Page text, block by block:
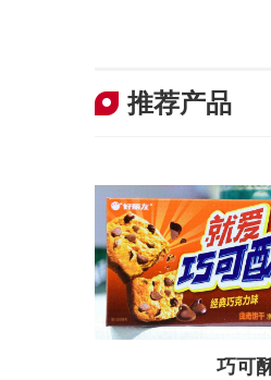
推荐产品
查看更
巧可